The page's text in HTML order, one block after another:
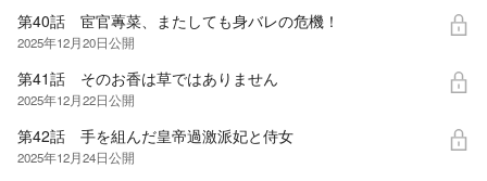
第40話 宦官蓴菜、またしても身バレの危機！
2025年12月20日公開
第41話 そのお香は草ではありません
2025年12月22日公開
第42話 手を組んだ皇帝過激派妃と侍女
2025年12月24日公開